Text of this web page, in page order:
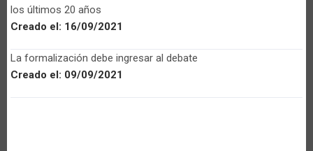
los últimos 20 años
Creado el: 16/09/2021
La formalización debe ingresar al debate
Creado el: 09/09/2021